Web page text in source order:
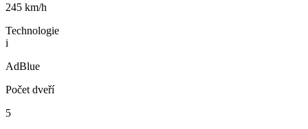
245 km/h
Technologie
i
AdBlue
Počet dveří
5